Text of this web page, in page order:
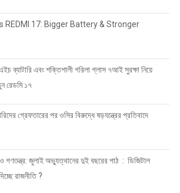
REDMI 17: Bigger Battery & Stronger
ব্যাটারি এবং শক্তিশালী গরিলা গ্লাস ৭আই সুরক্ষা নিয়ে
রেডমি ১৭
গ্রেফতারের পর ওসির বিরুদ্ধে ষড়যন্ত্রের প্রতিবাদে
ও গণতন্ত্র: জুলাই অভ্যুত্থানের দুই বছরের পাঠ : ডিজিটাল
রাজনীতি ?